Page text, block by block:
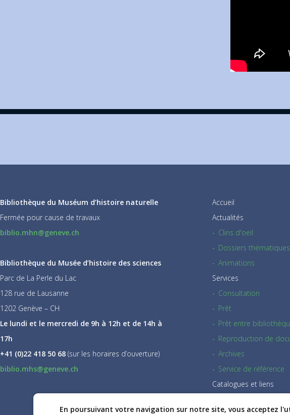
Bibliothèque du Muséum d’histoire naturelle
Fermée pour cause de travaux
biblio.mhn@geneve.ch
Bibliothèque du Musée d’histoire des sciences
Parc de La Perle du Lac
128 rue de Lausanne
1202 Genève – CH
Le lundi et le mercredi de 9h à 12h et de 14h à
17h
+41 (0)22 418 50 68 (sur les horaires d’ouverture)
biblio.mhs@geneve.ch
Accueil
Actualités
Clins d'oeil
Dossiers thématiques
Animations
Services
Consultation
Prêt
Prêt entre
Reproduction de
Archives
Service de référence
Catalogues et liens
En poursuivant votre navigation sur notre site, vous acceptez